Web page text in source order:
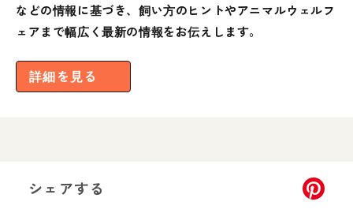
などの情報に基づき、飼い方のヒントやアニマルウェルフ
ェアまで幅広く最新の情報をお伝えします。
詳細を見る
シェアする